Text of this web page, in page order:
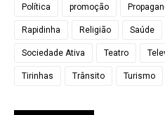
Política promoção
Rapidinha Religião Saúde
Sociedade Ativa Teatro
Tirinhas Trânsito Turismo